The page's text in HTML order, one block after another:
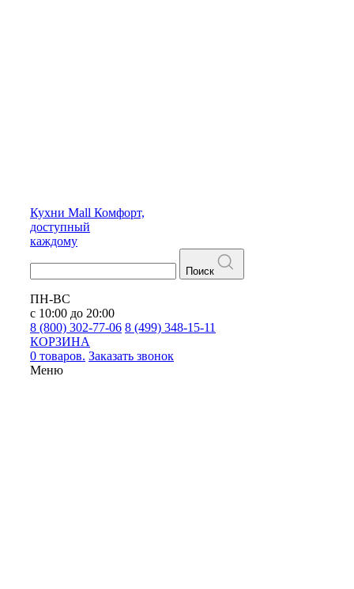
Кухни Mall Комфорт,
доступный
каждому
Поиск
ПН-ВС
с 10:00 до 20:00
8 (800) 302-77-06 8 (499) 348-15-11
КОРЗИНА
0 товаров. Заказать звонок
Меню